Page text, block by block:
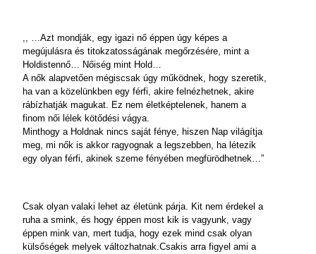
,, …Azt mondják, egy igazi nő éppen úgy képes a
megújulásra és titokzatosságának megőrzésére, mint a
Holdistennő… Nőiség mint Hold…
A nők alapvetően mégiscsak úgy működnek, hogy szeretik,
ha van a közelünkben egy férfi, akire felnézhetnek, akire
rábízhatják magukat. Ez nem életképtelenek, hanem a
finom női lélek kötődési vágya.
Minthogy a Holdnak nincs saját fénye, hiszen Nap világítja
meg, mi nők is akkor ragyognak a legszebben, ha létezik
egy olyan férfi, akinek szeme fényében megfürödhetnek…”
Csak olyan valaki lehet az életünk párja. Kit nem érdekel a
ruha a smink, és hogy éppen most kik is vagyunk, vagy
éppen mink van, mert tudja, hogy ezek mind csak olyan
külsőségek melyek változhatnak.Csakis arra figyel ami a